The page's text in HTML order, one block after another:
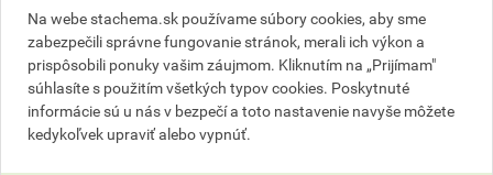
Na webe stachema.sk používame súbory cookies, aby sme
zabezpečili správne fungovanie stránok, merali ich výkon a
prispôsobili ponuky vašim záujmom. Kliknutím na „Prijímam"
súhlasíte s použitím všetkých typov cookies. Poskytnuté
informácie sú u nás v bezpečí a toto nastavenie navyše môžete
kedykoľvek upraviť alebo vypnúť.